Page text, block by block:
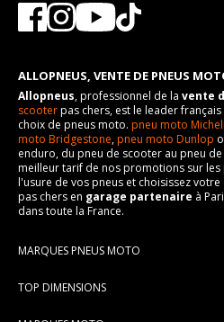
ALLOPNEUS, VENTE DE PNEUS
Allopneus, professionnel de la vente
scooterpas chers, est le leader
choix de pneus moto. pneu moto
moto Bridgestone,pneu moto Dunlop
enduro, du pneu de scooter au pneu
meilleur tarif de nos promotions sur les
l'usure de vos pneus et choisissez
pas chers en garage partenaire à
dans toute la France.
MARQUES PNEUS MOTO
TOP DIMENSIONS